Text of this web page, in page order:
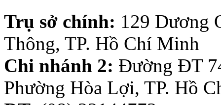
Trụ sở chính: 129 Dương
Thông, TP. Hồ Chí Minh
Chi nhánh 2: Đường ĐT
Phường Hòa Lợi, TP. Hồ